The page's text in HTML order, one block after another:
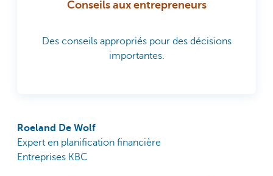
Conseils aux entrepreneurs
Des conseils appropriés pour des décisions
importantes.
Roeland De Wolf
Expert en planification financière
Entreprises KBC